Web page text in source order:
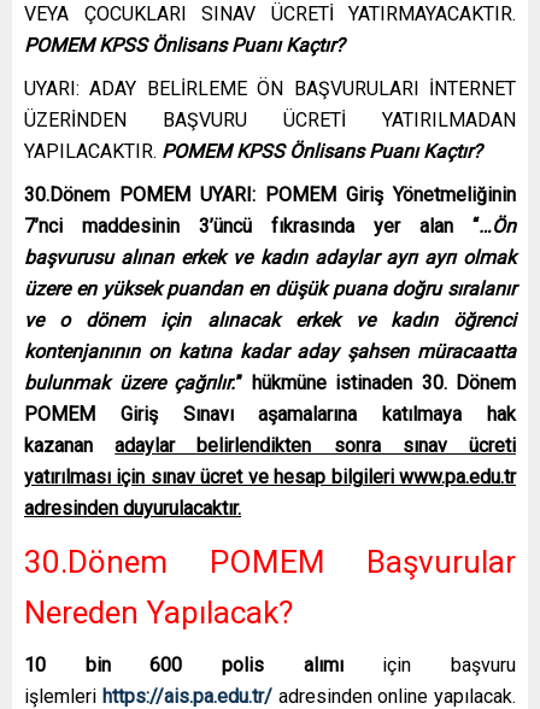
VEYA ÇOCUKLARI SINAV ÜCRETİ YATIRMAYACAKTIR.
POMEM KPSS Önlisans Puanı Kaçtır?
UYARI: ADAY BELİRLEME ÖN BAŞVURULARI İNTERNET
ÜZERİNDEN BAŞVURU ÜCRETİ YATIRILMADAN
YAPILACAKTIR. POMEM KPSS Önlisans Puanı Kaçtır?
30.Dönem POMEM UYARI: POMEM Giriş Yönetmeliğinin
7’nci maddesinin 3’üncü fıkrasında yer alan “…Ön
başvurusu alınan erkek ve kadın adaylar ayrı ayrı olmak
üzere en yüksek puandan en düşük puana doğru sıralanır
ve o dönem için alınacak erkek ve kadın öğrenci
kontenjanının on katına kadar aday şahsen müracaatta
bulunmak üzere çağrılır.” hükmüne istinaden 30. Dönem
POMEM Giriş Sınavı aşamalarına katılmaya hak
kazananadaylar belirlendikten sonra sınav ücreti
yatırılması için sınav ücret ve hesap bilgileri www.pa.edu.tr
adresinden duyurulacaktır.
30.Dönem POMEM Başvurular
Nereden Yapılacak?
10 bin 600 polis alımıiçin başvuru
işlemleri https://ais.pa.edu.tr/adresinden online yapılacak.